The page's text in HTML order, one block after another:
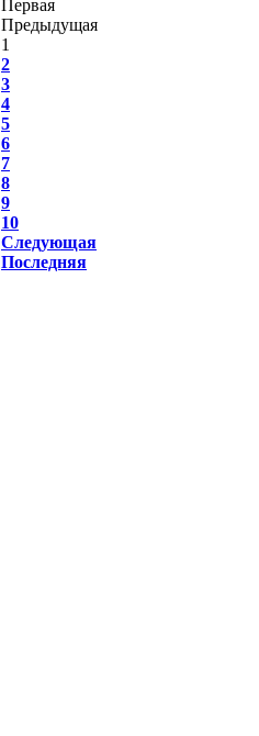
Первая
Предыдущая
1
2
3
4
5
6
7
8
9
10
Следующая
Последняя